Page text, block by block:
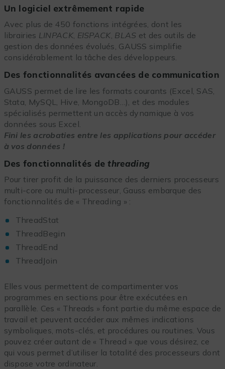
Un logiciel extrêmement rapide
Avec plus de 450 fonctions intégrées, dont les
librairies LINPACK, EISPACK, BLAS et des outils de
gestion des données évolués, GAUSS simplifie
considérablement la tâche des développeurs.
Des fonctionnalités avancées de communication
GAUSS permet de lire les formats courants (Excel, SAS,
Stata, MySQL, Hive, MongoDB…), et des modules
spécialisés permettent un accès dynamique à vos
données sous Excel.
Fini les acrobaties entre les applications pour accéder
à vos données !
Des fonctionnalités dethreading
Pour tirer profit de la puissance des derniers processeurs
multi-core ou multi-processeur, Gauss embarque des
fonctionnalités de « Threading » :
ThreadStat
ThreadBegin
ThreadEnd
ThreadJoin
Elles vous permettent de compartimenter vos
programmes en sections pour être exécutées en
parallèle. Ces « Threads » font partie du même espace de
travail et peuvent accéder aux mêmes indications
symboliques, mots-clés, et procédures ou routines. Vous
pouvez créer autant de « Thread » que vous désirez, ce
qui vous permet d’utiliser la totalité des processeurs dont
dispose votre ordinateur.